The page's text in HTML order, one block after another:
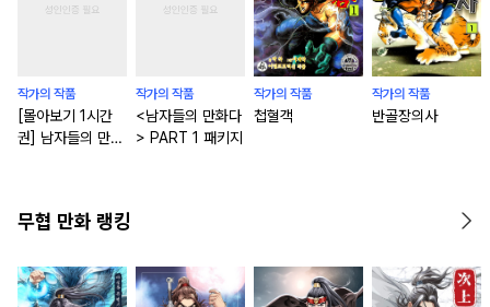
작가의 작품
[몰아보기 1시간
권] 남자들의 만화
작가의 작품
<남자들의 만화다
> PART 1 패키지
작가의 작품
첩혈객
작가의 작품
반골장의사
무협 만화 랭킹